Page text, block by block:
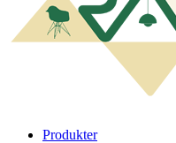
Produkter